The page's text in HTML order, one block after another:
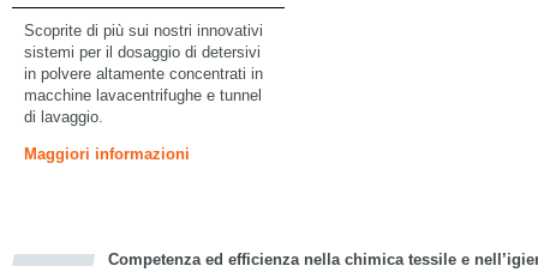
Scoprite di più sui nostri innovativi
sistemi per il dosaggio di detersivi
in polvere altamente concentrati in
macchine lavacentrifughe e tunnel
di lavaggio.
Maggiori informazioni
Competenza ed efficienza nella chimica tessile e